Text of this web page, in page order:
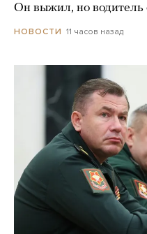
Он выжил, но водитель
НОВОСТИ 11 часов назад